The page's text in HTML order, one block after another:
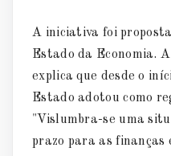
A iniciativa foi
Estado da Economia.
explica que desde o
Estado adotou como
"Vislumbra-se uma
prazo para as finanças